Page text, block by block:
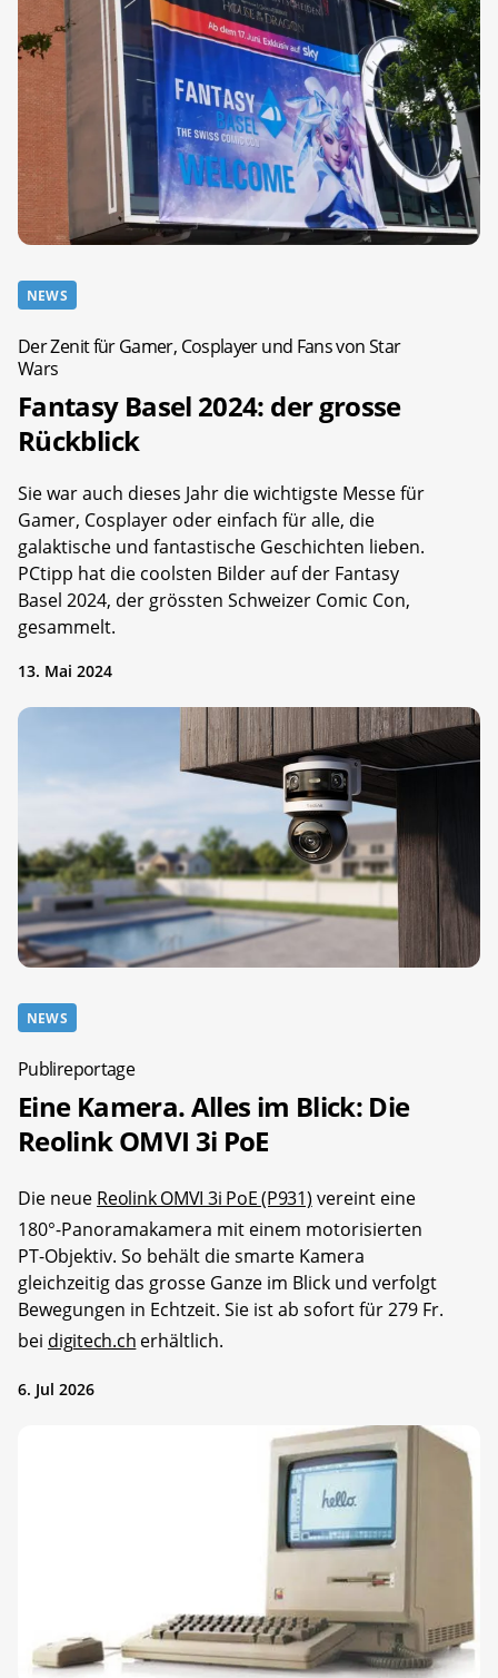
NEWS
Der Zenit für Gamer, Cosplayer und Fans von Star
Wars
Fantasy Basel 2024: der grosse
Rückblick
Sie war auch dieses Jahr die wichtigste Messe für
Gamer, Cosplayer oder einfach für alle, die
galaktische und fantastische Geschichten lieben.
PCtipp hat die coolsten Bilder auf der Fantasy
Basel 2024, der grössten Schweizer Comic Con,
gesammelt.
13. Mai 2024
NEWS
Publireportage
Eine Kamera. Alles im Blick: Die
Reolink OMVI 3i PoE
Die neue Reolink OMVI 3i PoE (P931) vereint eine
180°-Panoramakamera mit einem motorisierten
PT-Objektiv. So behält die smarte Kamera
gleichzeitig das grosse Ganze im Blick und verfolgt
Bewegungen in Echtzeit. Sie ist ab sofort für 279 Fr.
bei digitech.ch erhältlich.
6. Jul 2026